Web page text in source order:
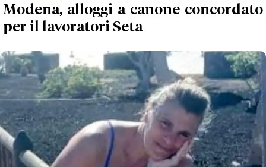
Modena, alloggi a canone concordato
per il lavoratori Seta